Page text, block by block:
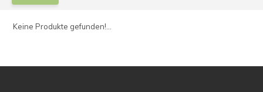
Keine Produkte gefunden!...